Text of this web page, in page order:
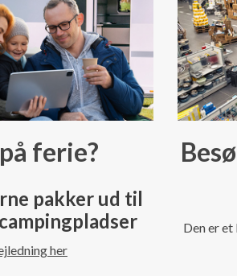
ferie?
pakker ud til
her
Den er